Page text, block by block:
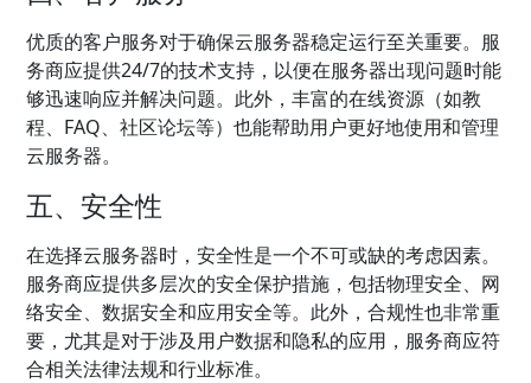
优质的客户服务对于确保云服务器稳定运行至关重要。服
务商应提供24/7的技术支持，以便在服务器出现问题时能
够迅速响应并解决问题。此外，丰富的在线资源（如教
程、FAQ、社区论坛等）也能帮助用户更好地使用和管理
云服务器。
五、安全性
在选择云服务器时，安全性是一个不可或缺的考虑因素。
服务商应提供多层次的安全保护措施，包括物理安全、网
络安全、数据安全和应用安全等。此外，合规性也非常重
要，尤其是对于涉及用户数据和隐私的应用，服务商应符
合相关法律法规和行业标准。